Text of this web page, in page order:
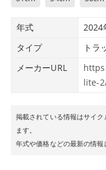
年式
2024
タイプ
トラ
メーカーURL
lite-
掲載されている情報はサイ
ます。
年式や価格などの最新の情報